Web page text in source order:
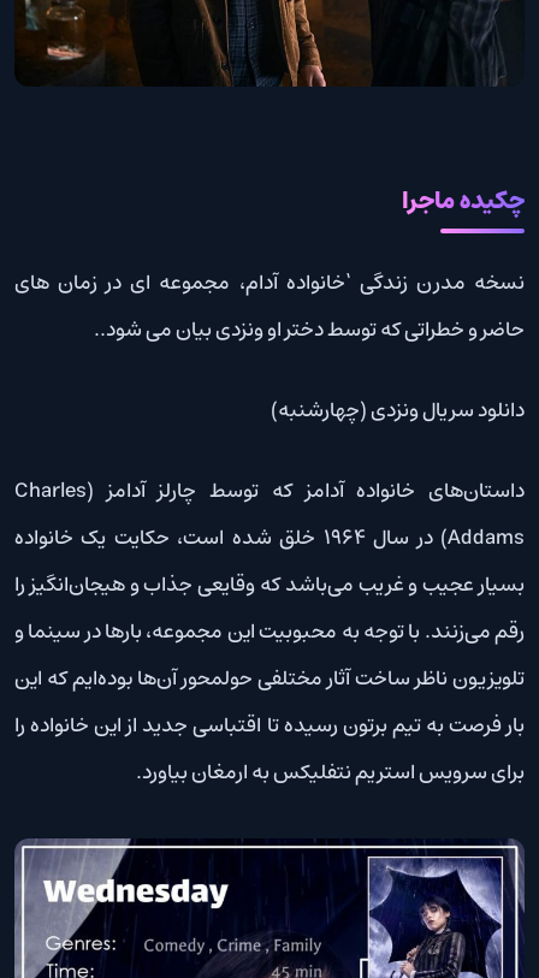
چکیده ماجرا
نسخه مدرن زندگی ‘خانواده آدام، مجموعه ای در زمان های
حاضر و خطراتی که توسط دختر او ونزدی بیان می شود..
دانلود سریال ونزدی (چهارشنبه)
داستان‌های خانواده آدامز که توسط چارلز آدامز (Charles
Addams) در سال 1964 خلق شده است، حکایت‌ یک خانواده
بسیار عجیب و غریب می‌باشد که وقایعی جذاب و هیجان‌انگیز را
رقم می‌زنند. با توجه به محبوبیت این مجموعه، بارها در سینما و
تلویزیون ناظر ساخت آثار مختلفی حولمحور آن‌ها بوده‌ایم که این
بار فرصت به تیم برتون رسیده تا اقتباسی جدید از این خانواده را
برای سرویس استریم نتفلیکس به ارمغان بیاورد.